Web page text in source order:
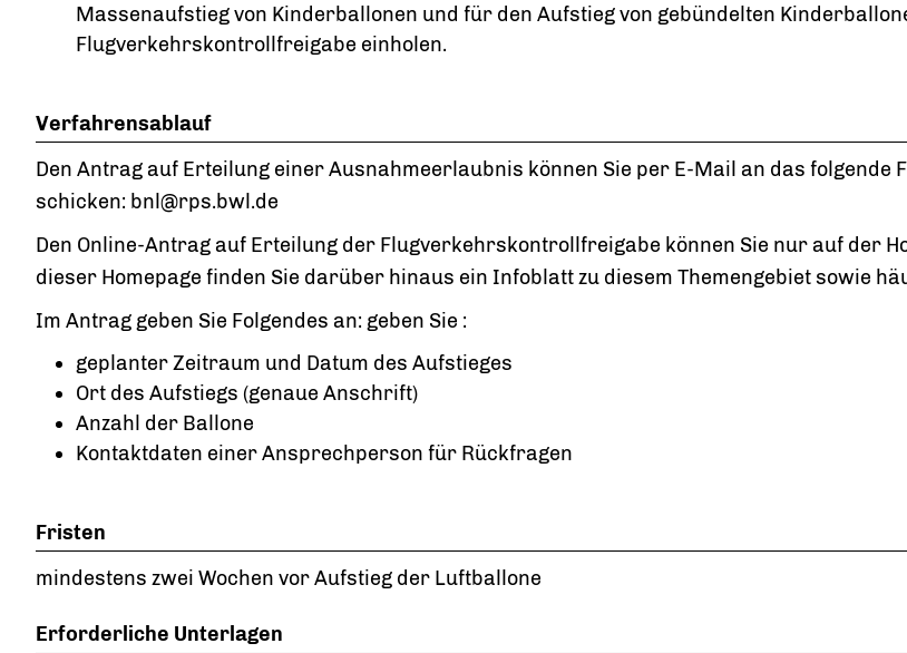
Massenaufstieg von Kinderballonen und für den Aufstieg von gebündelten
Flugverkehrskontrollfreigabe einholen.
Verfahrensablauf
Den Antrag auf Erteilung einer Ausnahmeerlaubnis können Sie per E-Mail an das
schicken: bnl@rps.bwl.de
Den Online-Antrag auf Erteilung der Flugverkehrskontrollfreigabe können Sie nur auf der
dieser Homepage finden Sie darüber hinaus ein Infoblatt zu diesem Themengebiet sowie
Im Antrag geben Sie Folgendes an: geben Sie :
geplanter Zeitraum und Datum des Aufstieges
Ort des Aufstiegs (genaue Anschrift)
Anzahl der Ballone
Kontaktdaten einer Ansprechperson für Rückfragen
Fristen
mindestens zwei Wochen vor Aufstieg der Luftballone
Erforderliche Unterlagen